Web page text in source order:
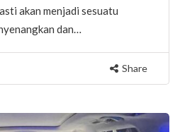
akan menjadi sesuatu
dan…
Share